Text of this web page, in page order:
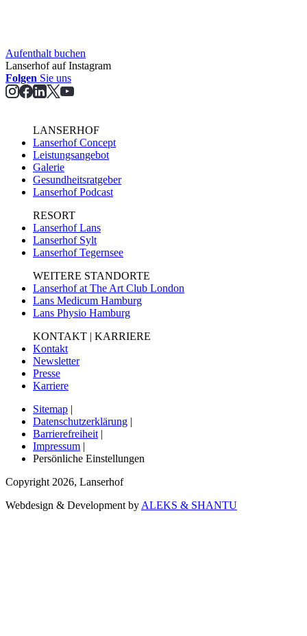
Aufent­halt buchen
Lanserhof auf Instagram
Folgen Sie uns
LANSERHOF
Lanserhof Concept
Leistungsangebot
Galerie
Gesundheitsratgeber
Lanserhof Podcast
RESORT
Lanserhof Lans
Lanserhof Sylt
Lanserhof Tegernsee
WEITERE STANDORTE
Lanserhof at The Art Club London
Lans Medicum Hamburg
Lans Physio Hamburg
KONTAKT | KARRIERE
Kontakt
Newsletter
Presse
Karriere
Sitemap |
Datenschutzerklärung |
Barrierefreiheit |
Impressum |
Persönliche Einstellungen
Copyright 2026, Lanserhof
Webdesign & Development by ALEKS & SHANTU